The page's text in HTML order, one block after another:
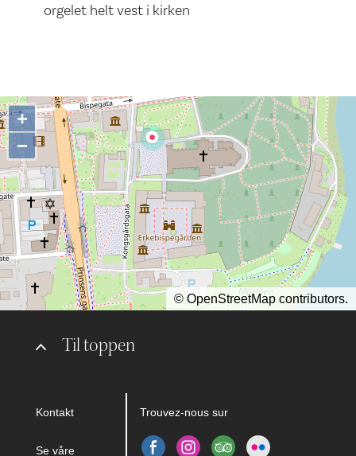
orgelet helt vest i kirken
Til toppen
Kontakt
Se våre
Trouvez-nous sur
+
−
© OpenStreetMap contributors.